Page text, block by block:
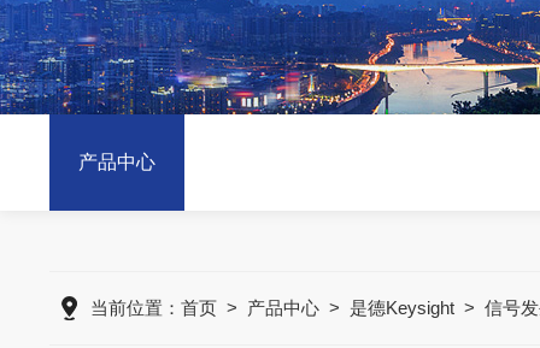
产品中心
当前位置： 首页> 产品中心> 是德Keysight> 信号